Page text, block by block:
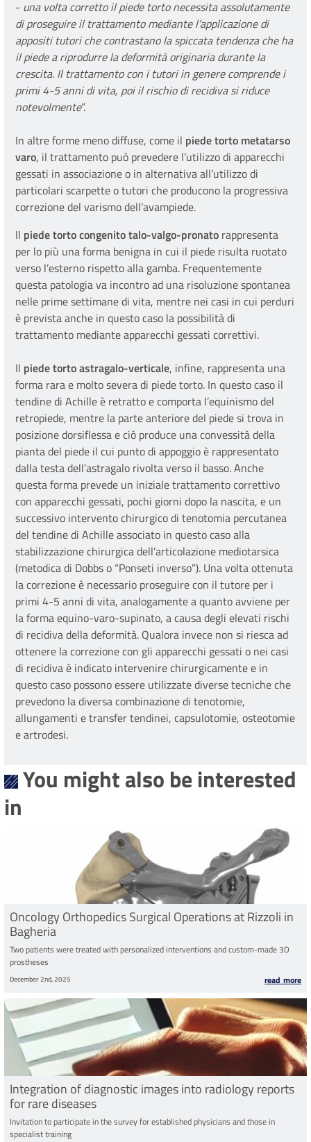
- una volta corretto il piede torto necessita assolutamente
di proseguire il trattamento mediante l’applicazione di
appositi tutori che contrastano la spiccata tendenza che ha
il piede a riprodurre la deformità originaria durante la
crescita. Il trattamento con i tutori in genere comprende i
primi 4-5 anni di vita, poi il rischio di recidiva si riduce
notevolmente”.
In altre forme meno diffuse, come il piede torto metatarso
varo, il trattamento può prevedere l’utilizzo di apparecchi
gessati in associazione o in alternativa all’utilizzo di
particolari scarpette o tutori che producono la progressiva
correzione del varismo dell’avampiede.
Il piede torto congenito talo-valgo-pronato rappresenta
per lo più una forma benigna in cui il piede risulta ruotato
verso l’esterno rispetto alla gamba. Frequentemente
questa patologia va incontro ad una risoluzione spontanea
nelle prime settimane di vita, mentre nei casi in cui perduri
è prevista anche in questo caso la possibilità di
trattamento mediante apparecchi gessati correttivi.
Il piede torto astragalo-verticale, infine, rappresenta una
forma rara e molto severa di piede torto. In questo caso il
tendine di Achille è retratto e comporta l’equinismo del
retropiede, mentre la parte anteriore del piede si trova in
posizione dorsiflessa e ciò produce una convessità della
pianta del piede il cui punto di appoggio è rappresentato
dalla testa dell’astragalo rivolta verso il basso. Anche
questa forma prevede un iniziale trattamento correttivo
con apparecchi gessati, pochi giorni dopo la nascita, e un
successivo intervento chirurgico di tenotomia percutanea
del tendine di Achille associato in questo caso alla
stabilizzazione chirurgica dell’articolazione mediotarsica
(metodica di Dobbs o “Ponseti inverso”). Una volta ottenuta
la correzione è necessario proseguire con il tutore per i
primi 4-5 anni di vita, analogamente a quanto avviene per
la forma equino-varo-supinato, a causa degli elevati rischi
di recidiva della deformità. Qualora invece non si riesca ad
ottenere la correzione con gli apparecchi gessati o nei casi
di recidiva è indicato intervenire chirurgicamente e in
questo caso possono essere utilizzate diverse tecniche che
prevedono la diversa combinazione di tenotomie,
allungamenti e transfer tendinei, capsulotomie, osteotomie
e artrodesi.
You might also be interested
in
Oncology Orthopedics Surgical Operations at Rizzoli in
Bagheria
Two patients were treated with personalized interventions and custom-made 3D
prostheses
December 2nd, 2025 read more
Integration of diagnostic images into radiology reports
for rare diseases
Invitation to participate in the survey for established physicians and those in
specialist training